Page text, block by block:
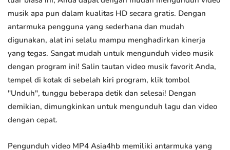
musik apa pun dalam kualitas HD secara gratis. Dengan
antarmuka pengguna yang sederhana dan mudah
digunakan, alat ini selalu mampu menghadirkan kinerja
yang tegas. Sangat mudah untuk mengunduh video musik
dengan program ini! Salin tautan video musik favorit Anda,
tempel di kotak di sebelah kiri program, klik tombol
"Unduh", tunggu beberapa detik dan selesai! Dengan
demikian, dimungkinkan untuk mengunduh lagu dan video
dengan cepat.
Pengunduh video MP4 Asia4hb memiliki antarmuka yang